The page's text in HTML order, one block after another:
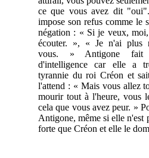
ce que vous avez dit
impose son refus comme le
négation : « Si je veux,
écouter. », « Je n'ai plus
vous. » Antigone fait
d'intelligence car elle a
tyrannie du roi Créon et
l'attend : « Mais vous allez
mourir tout à l'heure, vous
cela que vous avez peur. »
Antigone, même si elle n'est
forte que Créon et elle le